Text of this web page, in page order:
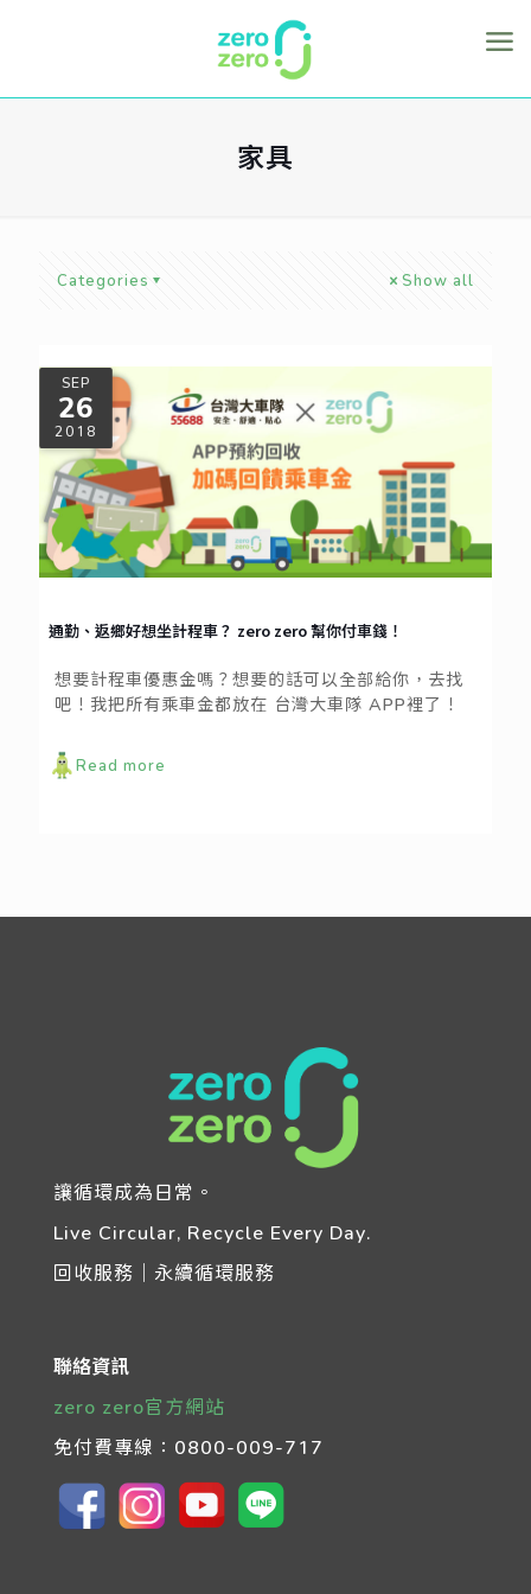
家具
Categories Show all
SEP
26
2018
通勤、返鄉好想坐計程車？ zero zero 幫你付車錢！
想要計程車優惠金嗎？想要的話可以全部給你，去找
吧！我把所有乘車金都放在 台灣大車隊 APP裡了！
Read more
讓循環成為日常。
Live Circular, Recycle Every Day.
回收服務｜永續循環服務
聯絡資訊
zero zero官方網站
免付費專線： 0800-009-717